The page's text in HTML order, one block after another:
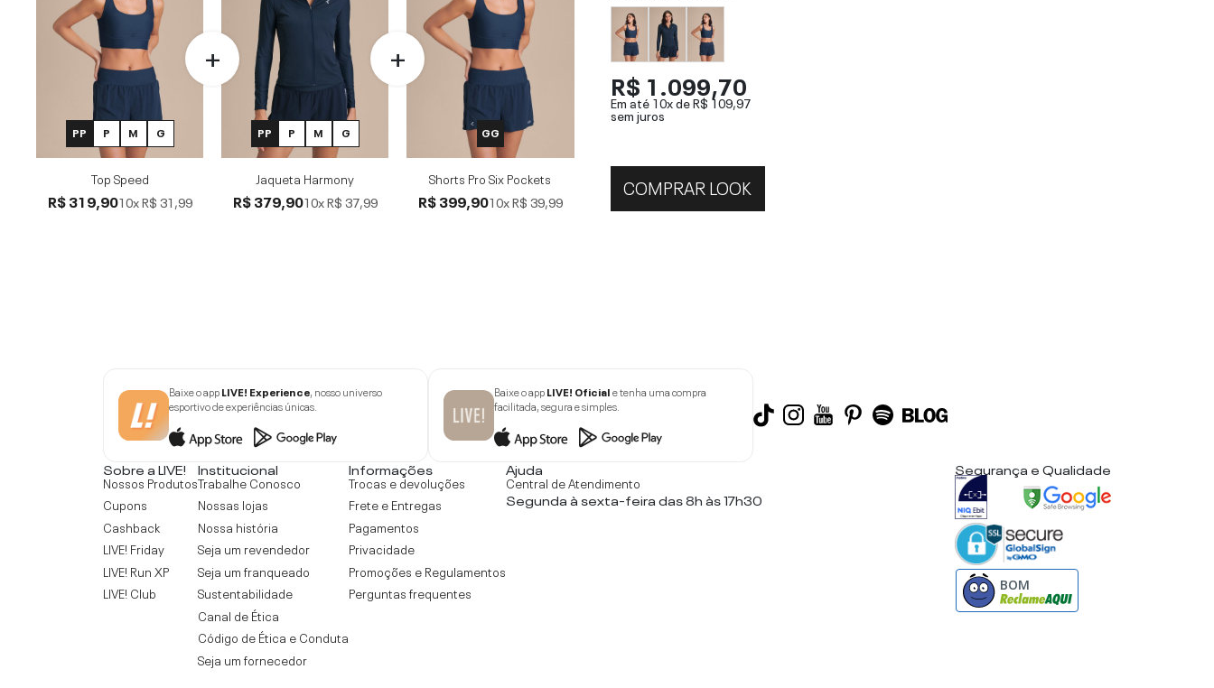
PP P M G
Top Speed
R$ 319,9010xR$ 31,99
PP P M G
Jaqueta Harmony
R$ 379,9010xR$ 37,99
GG
Shorts Pro Six Pockets
R$ 399,9010xR$ 39,99
R$ 1.099,70
Em até 10x deR$ 109,97
sem juros
COMPRAR LOOK
Baixe o appLIVE! Experience, nosso universo
esportivo de experiências únicas.
Baixe o appLIVE! Oficiale tenha uma compra
facilitada, segura e simples.
Sobre a LIVE!
Nossos Produtos
Cupons
Cashback
LIVE! Friday
LIVE! Run XP
LIVE! Club
Institucional
Trabalhe Conosco
Nossas lojas
Nossa história
Seja um revendedor
Seja um franqueado
Sustentabilidade
Canal de Ética
Código de Ética e Conduta
Seja um fornecedor
Informações
Trocas e devoluções
Frete e Entregas
Pagamentos
Privacidade
Promoções e Regulamentos
Perguntas frequentes
Ajuda
Central de Atendimento
Segunda à sexta-feira das 8h às 17h30
Segurança e Qualidade
BOM